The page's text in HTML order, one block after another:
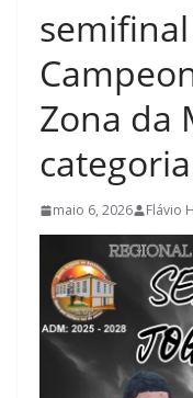
Zona da
categoria
maio 6, 2026 Flávio